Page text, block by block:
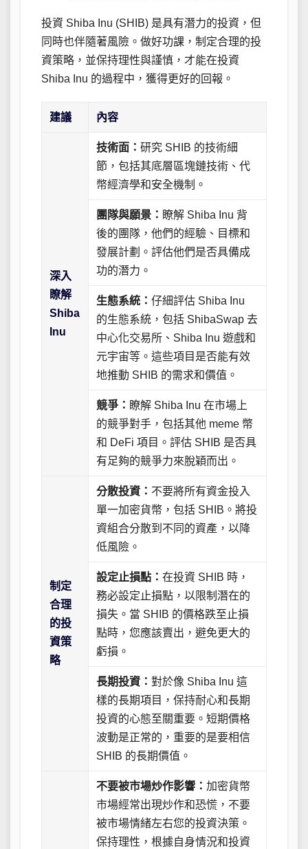
投資 Shiba Inu (SHIB) 是具有潛力的投資，但
同時也伴隨著風險。做好功課，制定合理的投
資策略，並保持理性與謹慎，才能在投資
Shiba Inu 的過程中，獲得更好的回報。
建議 內容
深入
瞭解
Shiba
Inu
技術面：研究 SHIB 的技術細
節，包括其底層區塊鏈技術、代
幣經濟學和安全機制。
團隊與願景： 瞭解 Shiba Inu 背
後的團隊，他們的經驗、目標和
發展計劃。評估他們是否具備成
功的潛力。
生態系統：仔細評估 Shiba Inu
的生態系統，包括 ShibaSwap 去
中心化交易所、Shiba Inu 遊戲和
元宇宙等。這些項目是否能有效
地推動 SHIB 的需求和價值。
競爭： 瞭解 Shiba Inu 在市場上
的競爭對手，包括其他 meme 幣
和 DeFi 項目。評估 SHIB 是否具
有足夠的競爭力來脫穎而出。
制定
合理
的投
資策
略
分散投資： 不要將所有資金投入
單一加密貨幣，包括 SHIB。將投
資組合分散到不同的資產，以降
低風險。
設定止損點：在投資 SHIB 時，
務必設定止損點，以限制潛在的
損失。當 SHIB 的價格跌至止損
點時，您應該賣出，避免更大的
虧損。
長期投資：對於像 Shiba Inu 這
樣的長期項目，保持耐心和長期
投資的心態至關重要。短期價格
波動是正常的，重要的是要相信
SHIB 的長期價值。
不要被市場炒作影響：加密貨幣
市場經常出現炒作和恐慌，不要
被市場情緒左右您的投資決策。
保持理性，根據自身情況和投資